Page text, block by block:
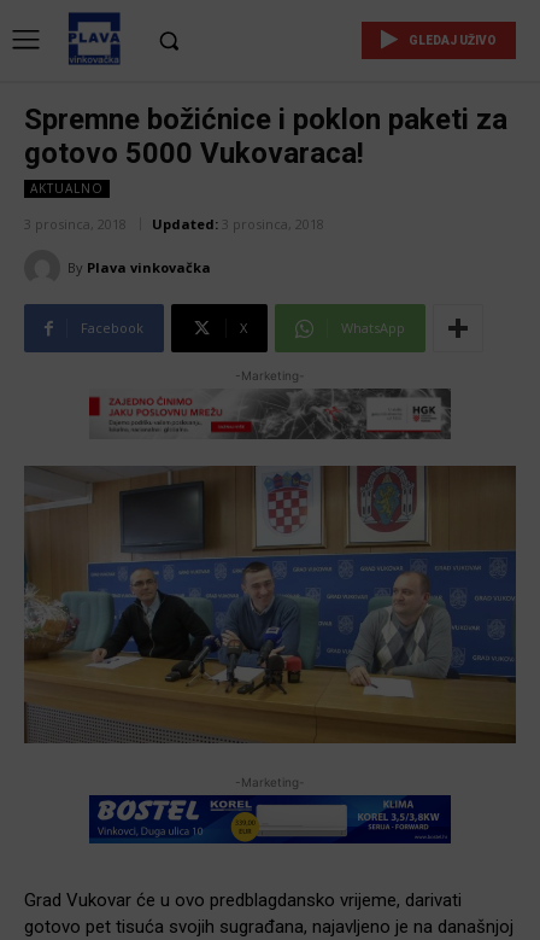
GLEDAJ UŽIVO
Spremne božićnice i poklon paketi za
gotovo 5000 Vukovaraca!
AKTUALNO
3 prosinca, 2018 Updated: 3 prosinca, 2018
By Plava vinkovačka
Facebook X WhatsApp
-Marketing-
-Marketing-
Grad Vukovar će u ovo predblagdansko vrijeme, darivati
gotovo pet tisuća svojih sugrađana, najavljeno je na današnjoj